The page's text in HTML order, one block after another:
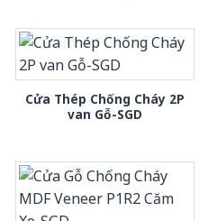
Cửa Thép Chống Cháy 2P
van Gỗ-SGD